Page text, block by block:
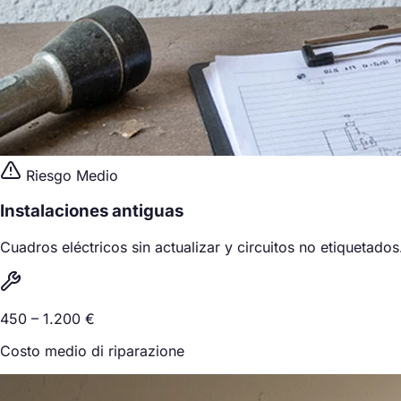
Riesgo Medio
Instalaciones antiguas
Cuadros eléctricos sin actualizar y circuitos no
450 – 1.200 €
Costo medio di riparazione